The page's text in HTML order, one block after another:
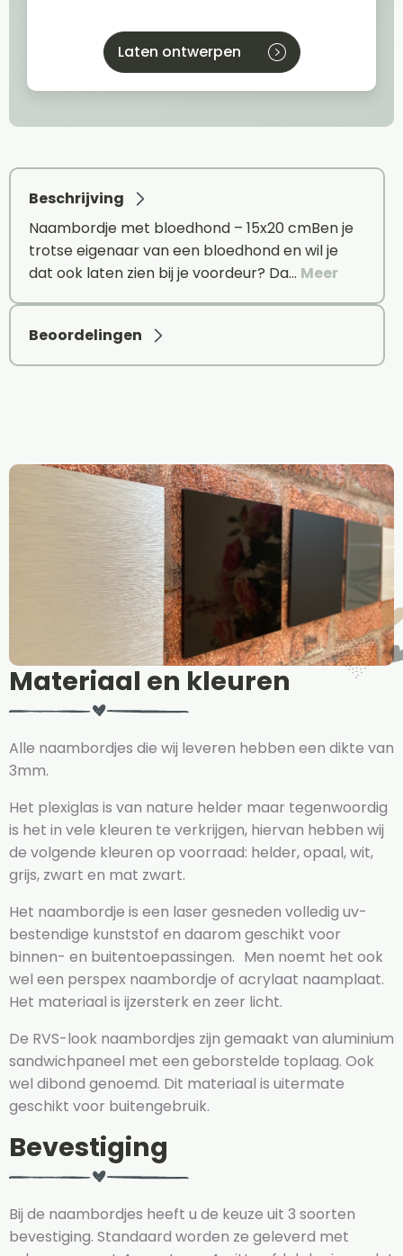
Laten ontwerpen
Beschrijving
Naambordje met bloedhond – 15x20 cmBen je
trotse eigenaar van een bloedhond en wil je
dat ook laten zien bij je voordeur? Da… Meer
Beoordelingen
Materiaal en kleuren
Alle naambordjes die wij leveren hebben een dikte van
3mm.
Het plexiglas is van nature helder maar tegenwoordig
is het in vele kleuren te verkrijgen, hiervan hebben wij
de volgende kleuren op voorraad: helder, opaal, wit,
grijs, zwart en mat zwart.
Het naambordje is een laser gesneden volledig uv-
bestendige kunststof en daarom geschikt voor
binnen- en buitentoepassingen. Men noemt het ook
wel een perspex naambordje of acrylaat naamplaat.
Het materiaal is ijzersterk en zeer licht.
De RVS-look naambordjes zijn gemaakt van aluminium
sandwichpaneel met een geborstelde toplaag. Ook
wel dibond genoemd. Dit materiaal is uitermate
geschikt voor buitengebruik.
Bevestiging
Bij de naambordjes heeft u de keuze uit 3 soorten
bevestiging. Standaard worden ze geleverd met